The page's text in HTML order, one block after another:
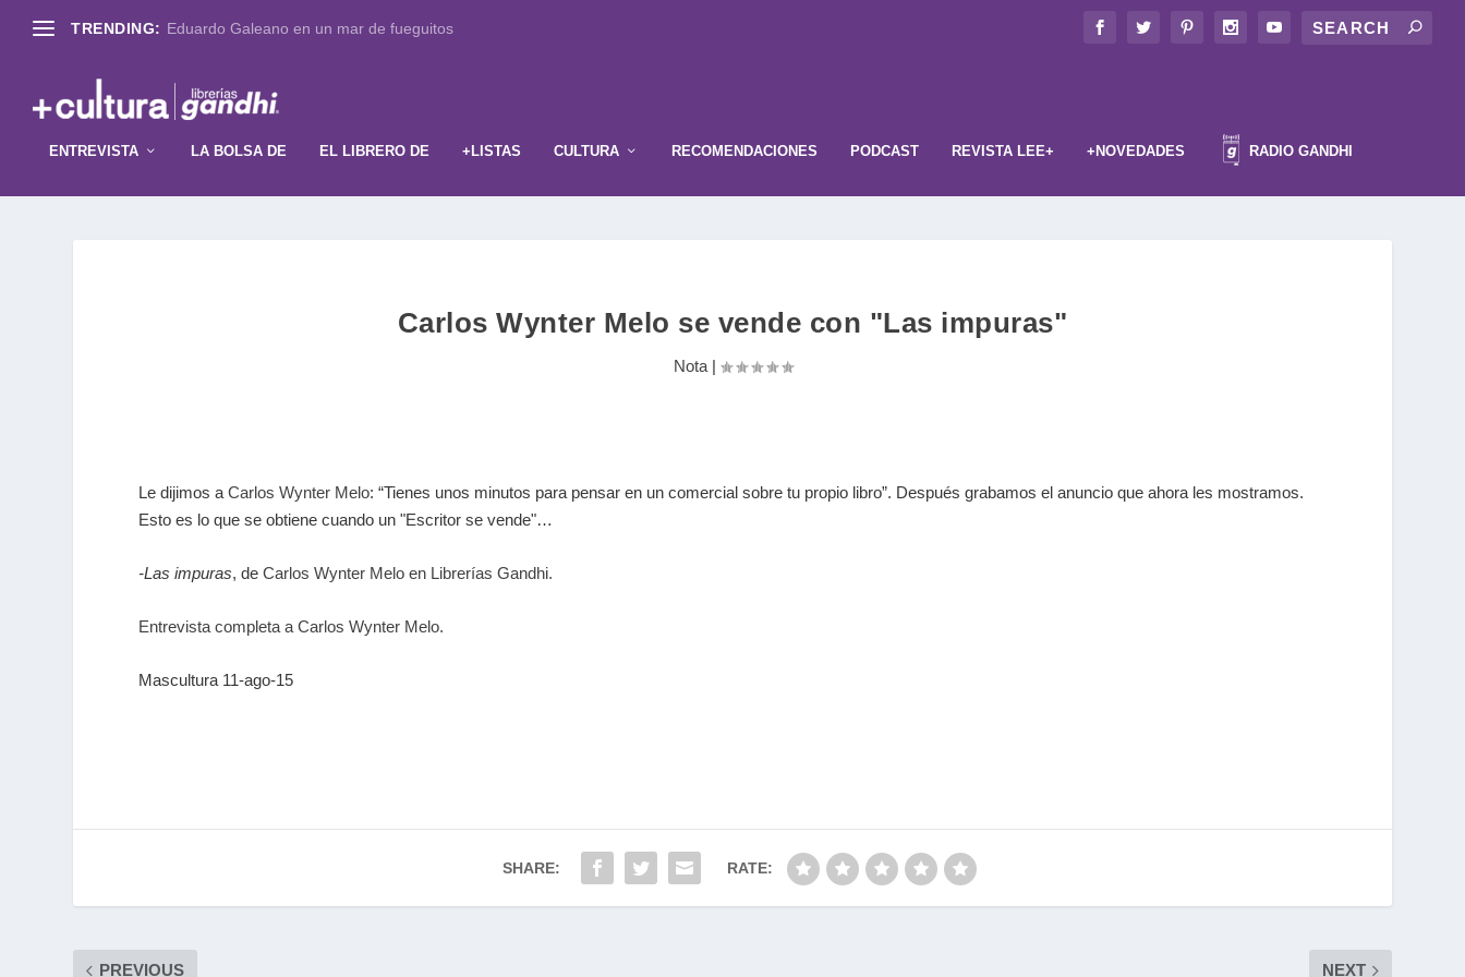
TRENDING: Eduardo Galeano en un mar de fueguitos
ENTREVISTA LA BOLSA DE EL LIBRERO DE +LISTAS CULTURA RECOMENDACIONES PODCAST REVISTA LEE+ +NOVEDADES RADIO GANDHI
Carlos Wynter Melo se vende con "Las impuras"
Nota|
Le dijimos aCarlos Wynter Melo: “Tienes unos minutos para pensar en un comercial sobre tu propio libro”. Después grabamos el anuncio que ahora les mostramos.
Esto es lo que se obtiene cuando un "Escritor se vende"…
-Las impuras, deCarlos Wynter Melo en Librerías Gandhi.
Entrevista completa a Carlos Wynter Melo.
Mascultura 11-ago-15
SHARE: RATE:
PREVIOUS NEXT